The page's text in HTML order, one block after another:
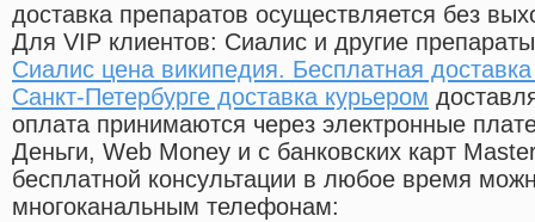
доставка препаратов осуществляется без
Для VIP клиентов: Сиалис и другие
Сиалис цена википедия. Бесплатная
Санкт-Петербурге доставка курьером
оплата принимаются через электронные
Деньги, Web Money и с банковских карт
бесплатной консультации в любое время
многоканальным телефонам: